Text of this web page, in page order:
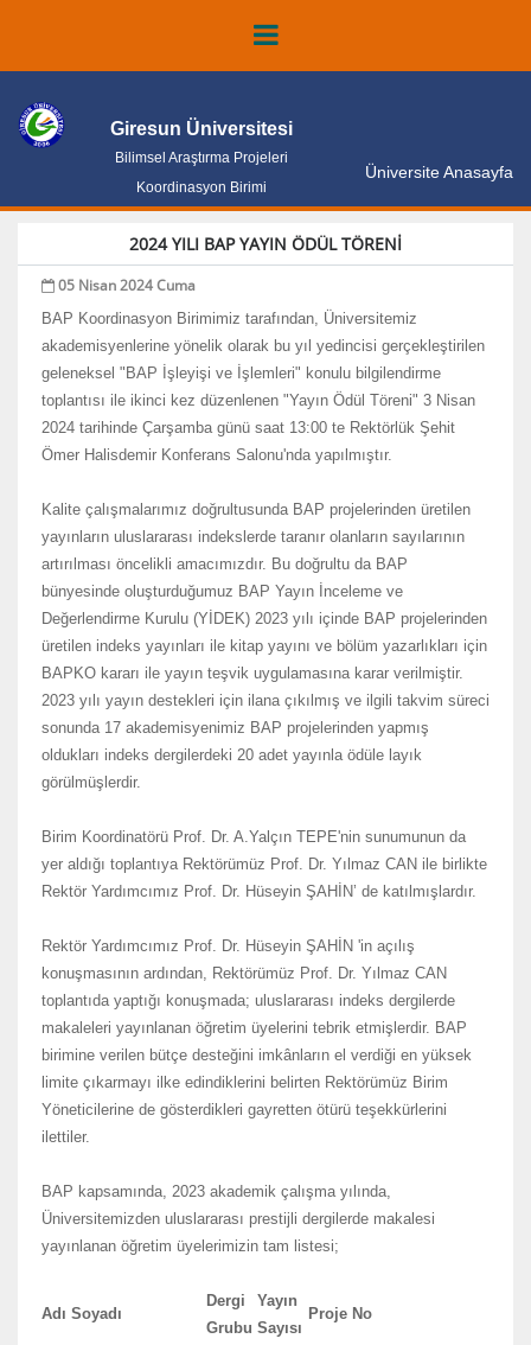
Giresun Üniversitesi
Bilimsel Araştırma Projeleri
Koordinasyon Birimi
Üniversite Anasayfa
2024 YILI BAP YAYIN ÖDÜL TÖRENİ
05 Nisan 2024 Cuma
BAP Koordinasyon Birimimiz tarafından, Üniversitemiz
akademisyenlerine yönelik olarak bu yıl yedincisi gerçekleştirilen
geleneksel "BAP İşleyişi ve İşlemleri" konulu bilgilendirme
toplantısı ile ikinci kez düzenlenen "Yayın Ödül Töreni" 3 Nisan
2024 tarihinde Çarşamba günü saat 13:00 te Rektörlük Şehit
Ömer Halisdemir Konferans Salonu'nda yapılmıştır.
Kalite çalışmalarımız doğrultusunda BAP projelerinden üretilen
yayınların uluslararası indekslerde taranır olanların sayılarının
artırılması öncelikli amacımızdır. Bu doğrultu da BAP
bünyesinde oluşturduğumuz BAP Yayın İnceleme ve
Değerlendirme Kurulu (YİDEK) 2023 yılı içinde BAP projelerinden
üretilen indeks yayınları ile kitap yayını ve bölüm yazarlıkları için
BAPKO kararı ile yayın teşvik uygulamasına karar verilmiştir.
2023 yılı yayın destekleri için ilana çıkılmış ve ilgili takvim süreci
sonunda 17 akademisyenimiz BAP projelerinden yapmış
oldukları indeks dergilerdeki 20 adet yayınla ödüle layık
görülmüşlerdir.
Birim Koordinatörü Prof. Dr. A.Yalçın TEPE'nin sunumunun da
yer aldığı toplantıya Rektörümüz Prof. Dr. Yılmaz CAN ile birlikte
Rektör Yardımcımız Prof. Dr. Hüseyin ŞAHİN’ de katılmışlardır.
Rektör Yardımcımız Prof. Dr. Hüseyin ŞAHİN 'in açılış
konuşmasının ardından, Rektörümüz Prof. Dr. Yılmaz CAN
toplantıda yaptığı konuşmada; uluslararası indeks dergilerde
makaleleri yayınlanan öğretim üyelerini tebrik etmişlerdir. BAP
birimine verilen bütçe desteğini imkânların el verdiği en yüksek
limite çıkarmayı ilke edindiklerini belirten Rektörümüz Birim
Yöneticilerine de gösterdikleri gayretten ötürü teşekkürlerini
ilettiler.
BAP kapsamında, 2023 akademik çalışma yılında,
Üniversitemizden uluslararası prestijli dergilerde makalesi
yayınlanan öğretim üyelerimizin tam listesi;
Adı Soyadı
Dergi
Grubu
Yayın
Sayısı
Proje No